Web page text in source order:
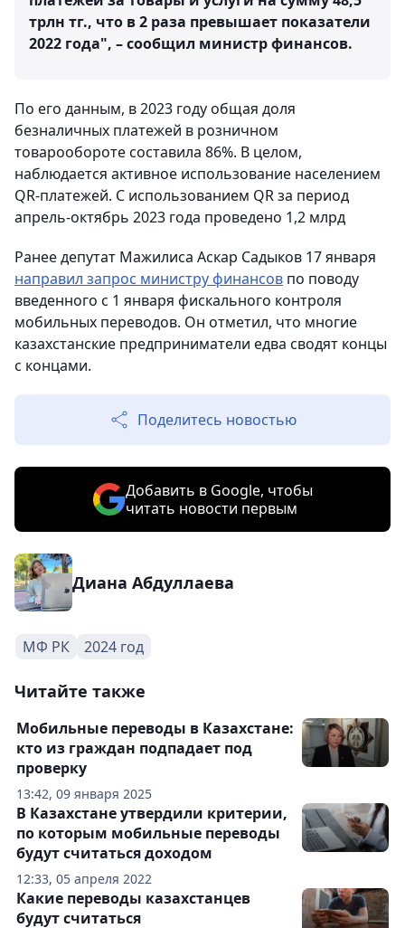
трлн тг., что в 2 раза превышает показатели
2022 года", – сообщил министр финансов.
По его данным, в 2023 году общая доля
безналичных платежей в розничном
товарообороте составила 86%. В целом,
наблюдается активное использование населением
QR-платежей. С использованием QR за период
апрель-октябрь 2023 года проведено 1,2 млрд
Ранее депутат Мажилиса Аскар Садыков 17 января
направил запрос министру финансов по поводу
введенного с 1 января фискального контроля
мобильных переводов. Он отметил, что многие
казахстанские предприниматели едва сводят концы
с концами.
Поделитесь новостью
Добавить в Google, чтобы
читать новости первым
Диана Абдуллаева
МФ РК 2024 год
Читайте также
13:42, 09 января 2025
Мобильные переводы в Казахстане:
кто из граждан подпадает под
проверку
12:33, 05 апреля 2022
В Казахстане утвердили критерии,
по которым мобильные переводы
будут считаться доходом
Какие переводы казахстанцев
будут считаться